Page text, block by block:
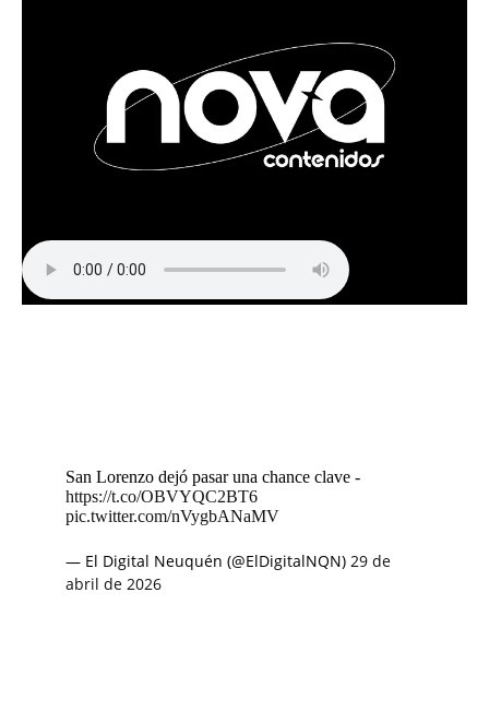
San Lorenzo dejó pasar una chance clave -
https://t.co/OBVYQC2BT6
pic.twitter.com/nVygbANaMV
— El Digital Neuquén (@ElDigitalNQN) 29 de
abril de 2026